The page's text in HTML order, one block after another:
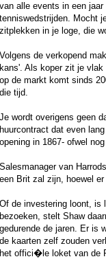
van alle events in een
tenniswedstrijden. Mocht
zitplekken in je loge, die
Volgens de verkopend
kans'. Als koper zit je
op de markt komt sinds
die tijd.
Je wordt overigens geen
huurcontract dat even
opening in 1867- ofwel
Salesmanager van
een Brit zal zijn, hoewel
Of de investering loont, is
bezoeken, stelt Shaw
gedurende de jaren. Er is
de kaarten zelf zouden
het offici�le loket van de